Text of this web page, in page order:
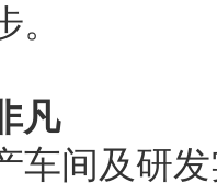
凡
车间及研